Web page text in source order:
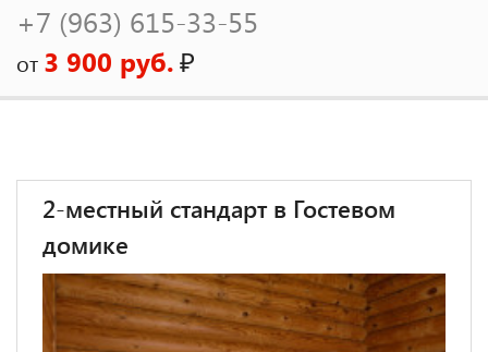
+7 (963) 615-33-55
от 3 900 руб.₽
2-местный стандарт в Гостевом
домике